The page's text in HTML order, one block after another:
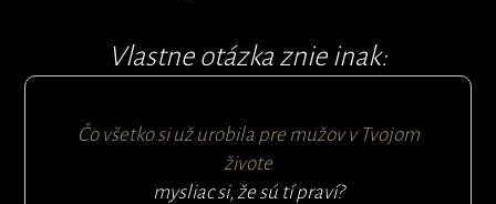
Vlastne otázka znie inak:
Čo všetko si už urobila pre mužov v Tvojom
živote
mysliac si, že sú tí praví?